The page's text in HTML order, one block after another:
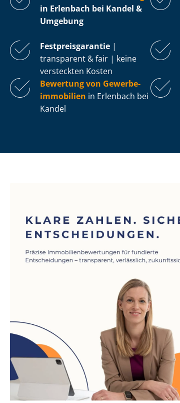
in Erlenbach bei Kandel &
Umgebung
Fest­preis­ga­ran­tie |
transparent & fair | keine
versteckten Kosten
Bewertung von Ge­wer­be­
im­mo­bi­li­en in Erlenbach bei
Kandel